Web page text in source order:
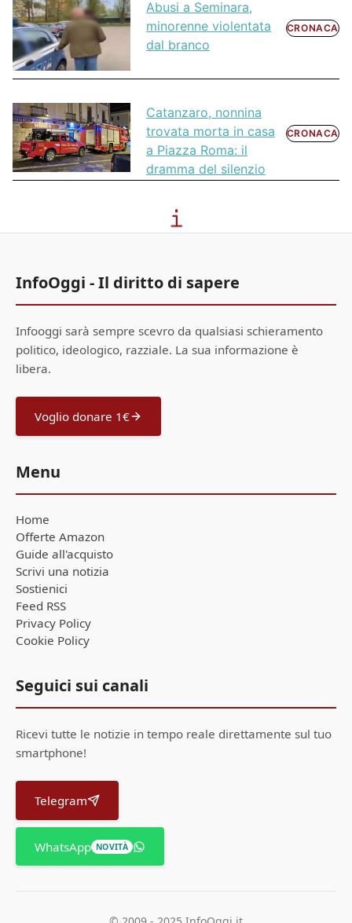
Abusi a Seminara,
minorenne violentata
dal branco
CRONACA
Catanzaro, nonnina
trovata morta in casa
a Piazza Roma: il
dramma del silenzio
CRONACA
InfoOggi - Il diritto di sapere
Infooggi sarà sempre scevro da qualsiasi schieramento
politico, ideologico, razziale. La sua informazione è
libera.
Voglio donare 1€
Menu
Home
Offerte Amazon
Guide all'acquisto
Scrivi una notizia
Sostienici
Feed RSS
Privacy Policy
Cookie Policy
Seguici sui canali
Ricevi tutte le notizie in tempo reale direttamente sul tuo
smartphone!
Telegram
WhatsApp NOVITÀ